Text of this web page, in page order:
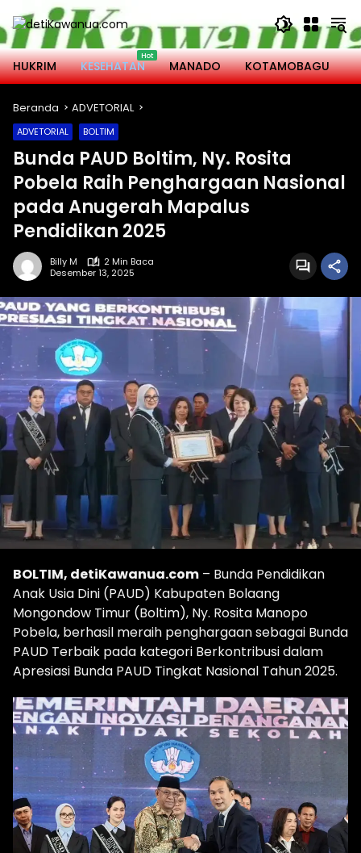
Langsung
ke
konten
HUKRIM
KESEHATAN MANADO KOTAMOBAGU
Beranda ADVETORIAL
ADVETORIAL BOLTIM
Bunda PAUD Boltim, Ny. Rosita
Pobela Raih Penghargaan Nasional
pada Anugerah Mapalus
Pendidikan 2025
Billy M
2 Min Baca
Desember 13, 2025
BOLTIM, detiKawanua.com – Bunda Pendidikan
Anak Usia Dini (PAUD) Kabupaten Bolaang
Mongondow Timur (Boltim), Ny. Rosita Manopo
Pobela, berhasil meraih penghargaan sebagai Bunda
PAUD Terbaik pada kategori Berkontribusi dalam
Apresiasi Bunda PAUD Tingkat Nasional Tahun 2025.